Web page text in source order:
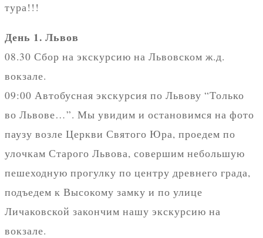
тура!!!
День 1. Львов
08.30 Сбор на экскурсию на Львовском ж.д.
вокзале.
09:00 Автобусная экскурсия по Львову “Только
во Львове…”. Мы увидим и остановимся на фото
паузу возле Церкви Святого Юра, проедем по
улочкам Старого Львова, совершим небольшую
пешеходную прогулку по центру древнего града,
подъедем к Высокому замку и по улице
Личаковской закончим нашу экскурсию на
вокзале.